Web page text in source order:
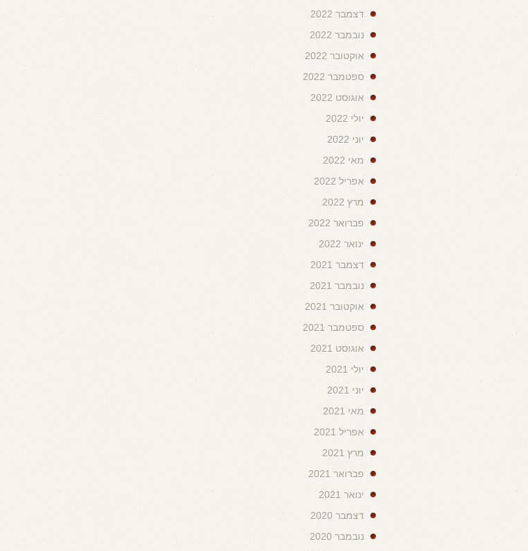
דצמבר 2022
נובמבר 2022
אוקטובר 2022
ספטמבר 2022
אוגוסט 2022
יולי 2022
יוני 2022
מאי 2022
אפריל 2022
מרץ 2022
פברואר 2022
ינואר 2022
דצמבר 2021
נובמבר 2021
אוקטובר 2021
ספטמבר 2021
אוגוסט 2021
יולי 2021
יוני 2021
מאי 2021
אפריל 2021
מרץ 2021
פברואר 2021
ינואר 2021
דצמבר 2020
נובמבר 2020